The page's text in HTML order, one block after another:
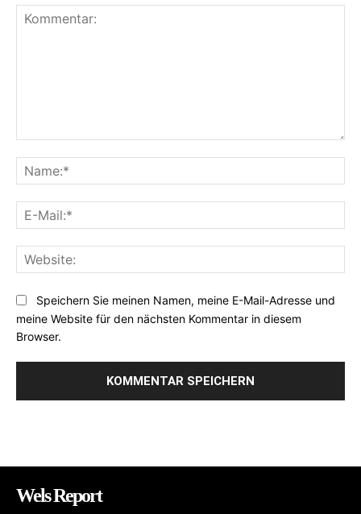
Speichern Sie meinen Namen, meine E-Mail-Adresse und
meine Website für den nächsten Kommentar in diesem
Browser.
Wels Report